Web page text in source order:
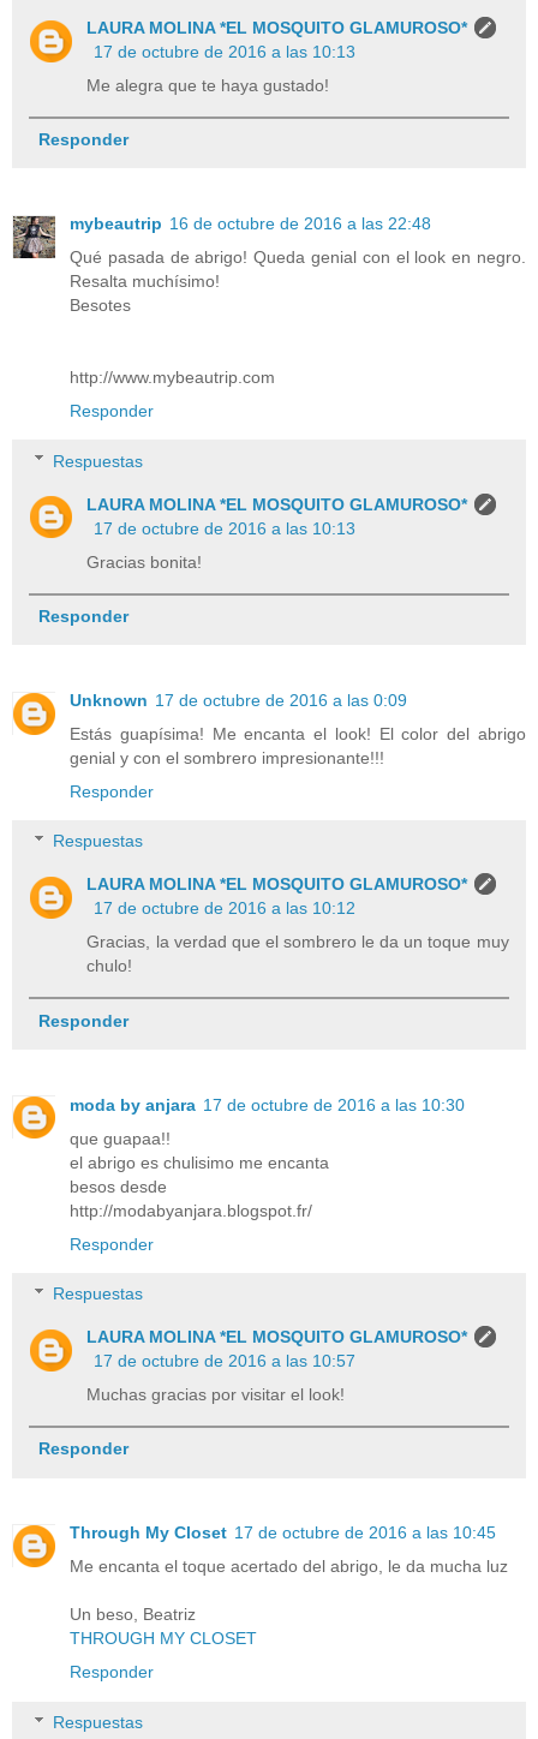
LAURA MOLINA *EL MOSQUITO GLAMUROSO*
17 de octubre de 2016 a las 10:13
Me alegra que te haya gustado!
Responder
mybeautrip 16 de octubre de 2016 a las 22:48
Qué pasada de abrigo! Queda genial con el look en negro.
Resalta muchísimo!
Besotes
http://www.mybeautrip.com
Responder
Respuestas
LAURA MOLINA *EL MOSQUITO GLAMUROSO*
17 de octubre de 2016 a las 10:13
Gracias bonita!
Responder
Unknown 17 de octubre de 2016 a las 0:09
Estás guapísima! Me encanta el look! El color del abrigo
genial y con el sombrero impresionante!!!
Responder
Respuestas
LAURA MOLINA *EL MOSQUITO GLAMUROSO*
17 de octubre de 2016 a las 10:12
Gracias, la verdad que el sombrero le da un toque muy
chulo!
Responder
moda by anjara 17 de octubre de 2016 a las 10:30
que guapaa!!
el abrigo es chulisimo me encanta
besos desde
http://modabyanjara.blogspot.fr/
Responder
Respuestas
LAURA MOLINA *EL MOSQUITO GLAMUROSO*
17 de octubre de 2016 a las 10:57
Muchas gracias por visitar el look!
Responder
Through My Closet 17 de octubre de 2016 a las 10:45
Me encanta el toque acertado del abrigo, le da mucha luz
Un beso, Beatriz
THROUGH MY CLOSET
Responder
Respuestas